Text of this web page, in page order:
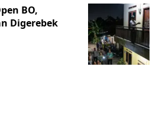
BO,
Digerebek